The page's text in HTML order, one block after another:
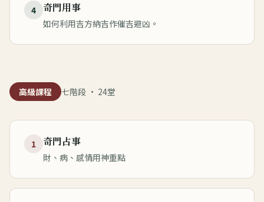
4 奇門用事
如何利用吉方納吉作催吉避凶。
高級課程 七階段 · 24堂
1 奇門占事
財、病、感情用神重點